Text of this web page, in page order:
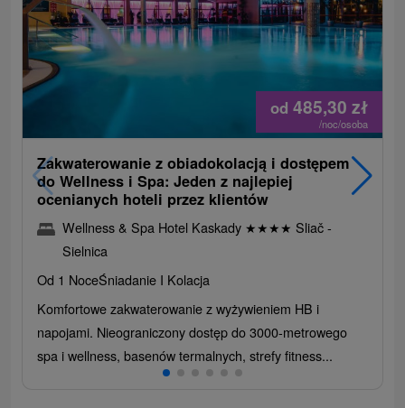
od 485,30 zł
/noc/osoba
Zakwaterowanie z obiadokolacją i dostępem
do Wellness i Spa: Jeden z najlepiej
ocenianych hoteli przez klientów
Wellness & Spa Hotel Kaskady ★★★★ Sliač -
Sielnica
Od 1 NoceŚniadanie I Kolacja
Komfortowe zakwaterowanie z wyżywieniem HB i
napojami. Nieograniczony dostęp do 3000-metrowego
spa i wellness, basenów termalnych, strefy fitness...